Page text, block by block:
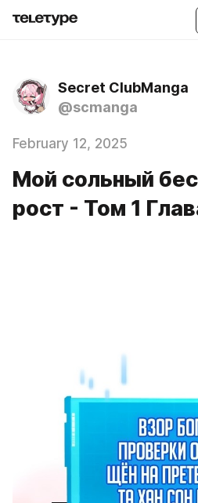
Secret ClubManga
@scmanga
February 12, 2025
Мой сольный
рост - Том 1